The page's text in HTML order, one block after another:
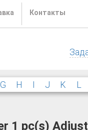
Контакты
G H I J K L
1 pc(s)